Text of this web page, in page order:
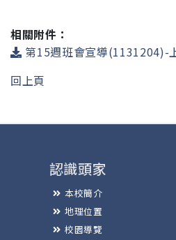
相關附件：
第15週班會宣導(1131204)-
回上頁
認識頭家
本校簡介
地理位置
校園導覽